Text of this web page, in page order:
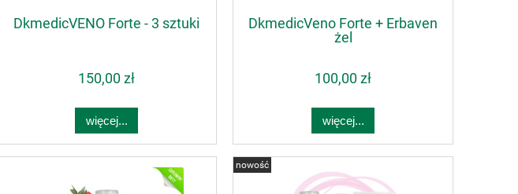
DkmedicVENO Forte - 3 sztuki
150,00 zł
więcej...
DkmedicVeno Forte + Erbaven
żel
100,00 zł
więcej...
nowość